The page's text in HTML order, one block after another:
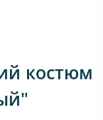
костюм